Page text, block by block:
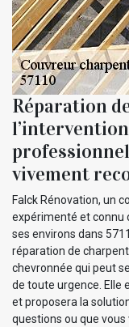
Réparation
vivement
Falck Rénovation, un
expérimenté et connu
ses environs dans
réparation de
chevronnée qui peut
de toute urgence. Elle
et proposera la
questions ou que